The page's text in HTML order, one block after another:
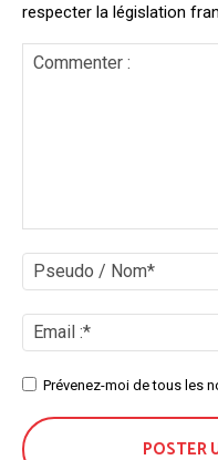
respecter la législation
SitePrévenez-moi de tous les